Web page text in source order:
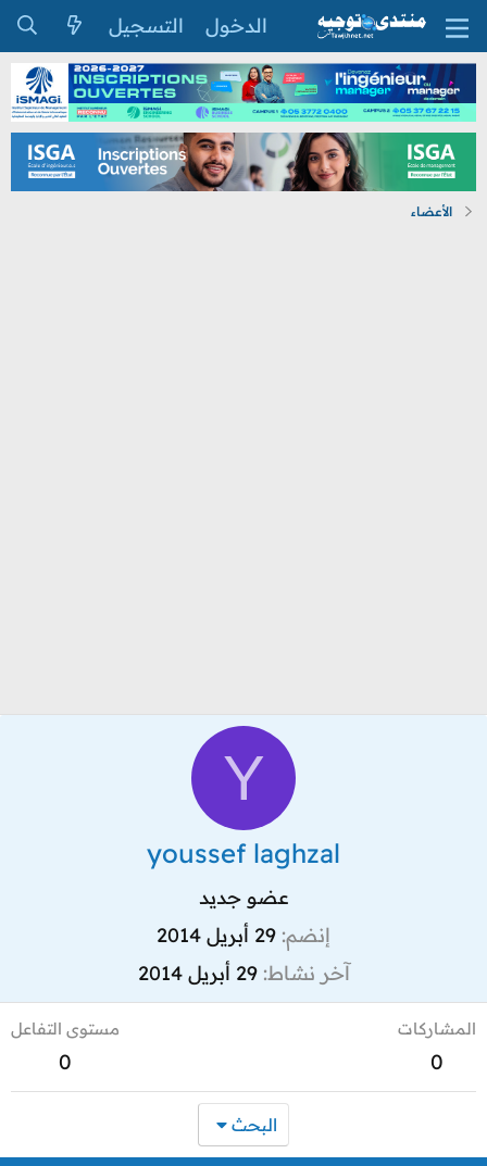
الدخول التسجيل
الأعضاء
Y
youssef laghzal
عضو جديد
إنضم 29 أبريل 2014
آخر نشاط 29 أبريل 2014
المشاركات
0
مستوى التفاعل
0
البحث